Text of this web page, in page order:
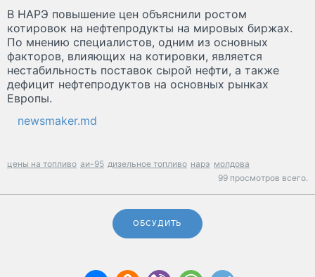
В НАРЭ повышение цен объяснили ростом
котировок на нефтепродукты на мировых биржах.
По мнению специалистов, одним из основных
факторов, влияющих на котировки, является
нестабильность поставок сырой нефти, а также
дефицит нефтепродуктов на основных рынках
Европы.
newsmaker.md
цены на топливо аи-95 дизельное топливо нарэ молдова
99 просмотров всего.
ОБСУДИТЬ